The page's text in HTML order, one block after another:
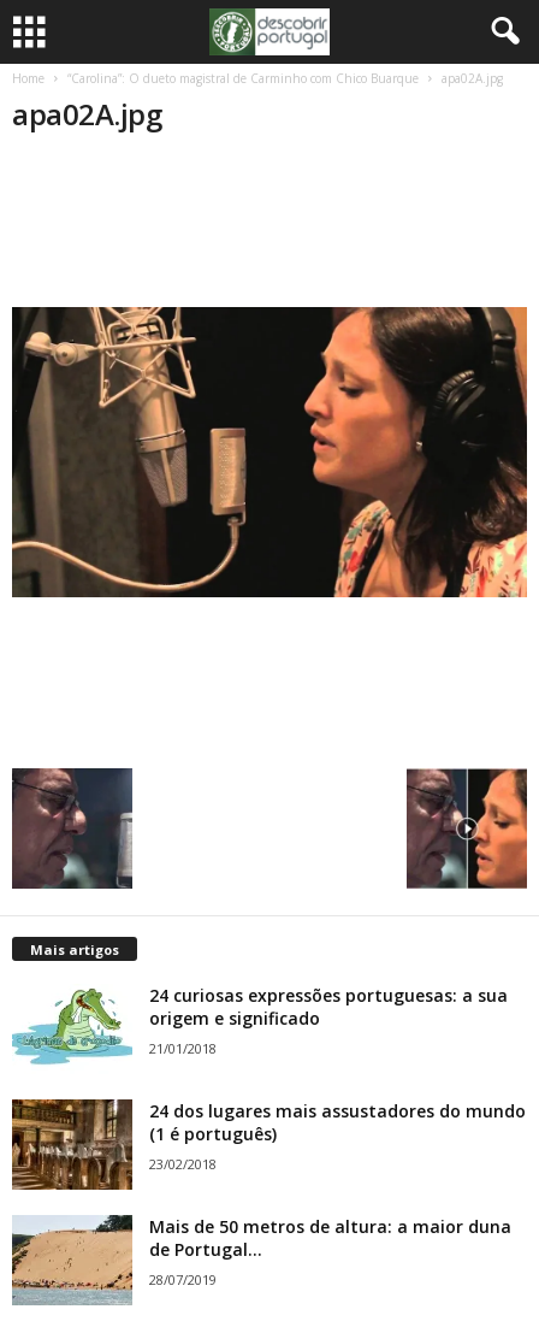
Home “Carolina”: O dueto magistral de Carminho com Chico Buarque apa02A.jpg
apa02A.jpg
Mais artigos
24 curiosas expressões portuguesas: a sua
origem e significado
21/01/2018
24 dos lugares mais assustadores do mundo
(1 é português)
23/02/2018
Mais de 50 metros de altura: a maior duna
de Portugal...
28/07/2019